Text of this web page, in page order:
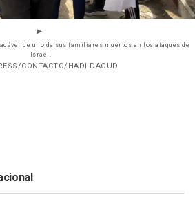
de uno de sus familiares muertos en los ataques de
Israel.
CONTACTO/HADI DAOUD